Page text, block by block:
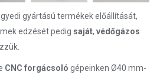
gyártású termékek előállítását,
edzését pedig saját, védőgázos
CNC forgácsoló gépeinken Ø40 mm-